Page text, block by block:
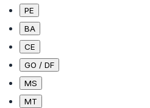
PE
BA
CE
GO / DF
MS
MT